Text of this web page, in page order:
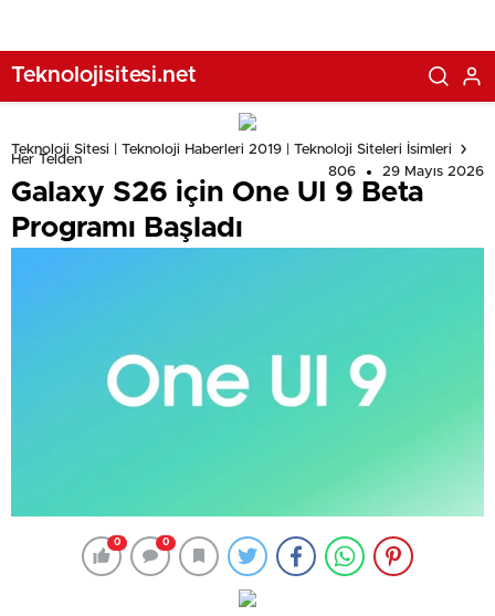
Teknolojisitesi.net
Teknoloji Sitesi | Teknoloji Haberleri 2019 | Teknoloji Siteleri İsimleri
Her Telden
806
29 Mayıs 2026
Galaxy S26 için One UI 9 Beta
Programı Başladı
0 0